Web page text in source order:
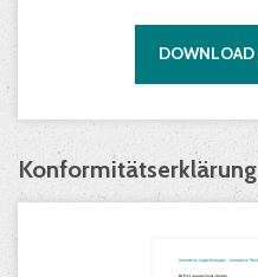
DOWNLOAD
Konformitätserklärung